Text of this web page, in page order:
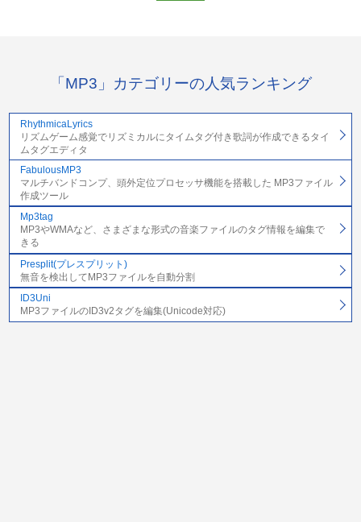
「MP3」カテゴリーの人気ランキング
RhythmicaLyrics
リズムゲーム感覚でリズミカルにタイムタグ付き歌詞が作成できるタイ
ムタグエディタ
FabulousMP3
マルチバンドコンプ、頭外定位プロセッサ機能を搭載した MP3ファイル
作成ツール
Mp3tag
MP3やWMAなど、さまざまな形式の音楽ファイルのタグ情報を編集で
きる
Presplit(プレスプリット)
無音を検出してMP3ファイルを自動分割
ID3Uni
MP3ファイルのID3v2タグを編集(Unicode対応)